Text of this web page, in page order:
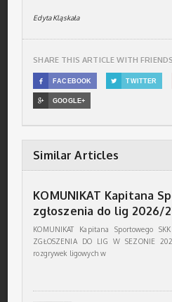
Edyta Kląskała
SHARE THIS ARTICLE WITH FRIENDS
 FACEBOOK  TWITTER
 GOOGLE+
Similar Articles
KOMUNIKAT Kapitana
zgłoszenia do lig 2026/
KOMUNIKAT Kapitana Sportowego
ZGŁOSZENIA DO LIG W SEZONIE
rozgrywek ligowych w